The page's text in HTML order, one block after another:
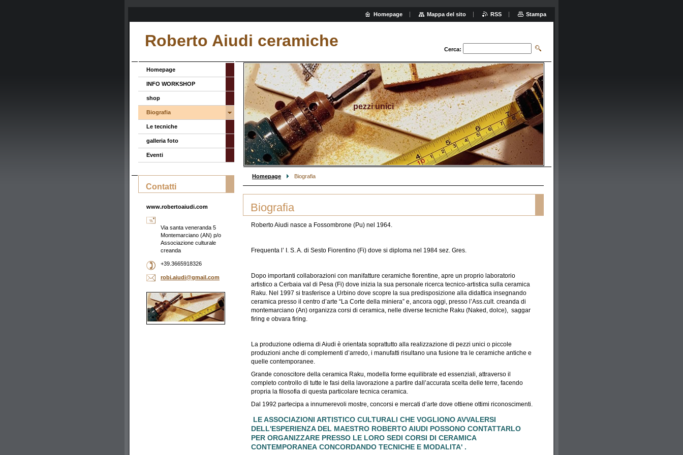
Roberto Aiudi ceramiche Cerca:
pezzi unici
Homepage Biografia
Biografia
Roberto Aiudi nasce a Fossombrone (Pu) nel 1964.
Frequenta l’ I. S. A. di Sesto Fiorentino (Fi) dove si diploma nel 1984 sez. Gres.
Dopo importanti collaborazioni con manifatture ceramiche fiorentine, apre un proprio laboratorio
artistico a Cerbaia val di Pesa (Fi) dove inizia la sua personale ricerca tecnico-artistica sulla ceramica
Raku. Nel 1997 si trasferisce a Urbino dove scopre la sua predisposizione alla didattica insegnando
ceramica presso il centro d’arte “La Corte della miniera” e, ancora oggi, presso l’Ass.cult. creanda di
montemarciano (An) organizza corsi di ceramica, nelle diverse tecniche Raku (Naked, dolce), saggar
firing e obvara firing.
La produzione odierna di Aiudi è orientata soprattutto alla realizzazione di pezzi unici o piccole
produzioni anche di complementi d’arredo, i manufatti risultano una fusione tra le ceramiche antiche e
quelle contemporanee.
Grande conoscitore della ceramica Raku, modella forme equilibrate ed essenziali, attraverso il
completo controllo di tutte le fasi della lavorazione a partire dall’accurata scelta delle terre, facendo
propria la filosofia di questa particolare tecnica ceramica.
Dal 1992 partecipa a innumerevoli mostre, concorsi e mercati d’arte dove ottiene ottimi riconoscimenti.
LE ASSOCIAZIONI ARTISTICO CULTURALI CHE VOGLIONO AVVALERSI
DELL'ESPERIENZA DEL MAESTRO ROBERTO AIUDI POSSONO CONTATTARLO
PER ORGANIZZARE PRESSO LE LORO SEDI CORSI DI CERAMICA
CONTEMPORANEA CONCORDANDO TECNICHE E MODALITA' .
Homepage
INFO WORKSHOP
shop
Biografia
Le tecniche
galleria foto
Eventi
Contatti
www.robertoaiudi.com
Via santa veneranda 5
Montemarciano (AN) p/o
Associazione culturale
creanda
+39.3665918326
robi.aiudi@gmail.com
Homepage Mappa del sito RSS Stampa